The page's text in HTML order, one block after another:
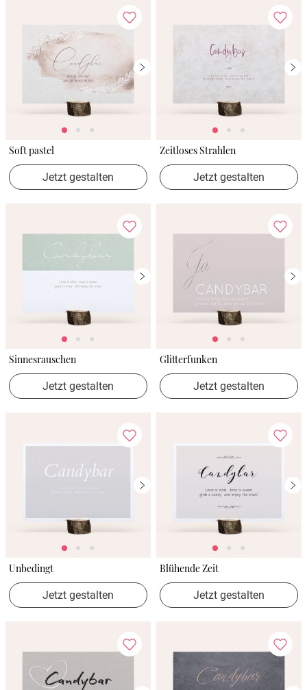
Soft pastel
Jetzt gestalten
Zeitloses Strahlen
Jetzt gestalten
Sinnesrauschen
Jetzt gestalten
Glitterfunken
Jetzt gestalten
Unbedingt
Jetzt gestalten
Blühende Zeit
Jetzt gestalten